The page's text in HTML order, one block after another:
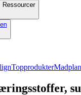
Ressourcer
Topprodukter